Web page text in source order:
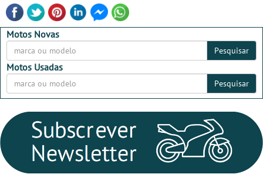
Motos Novas
Pesquisar
Motos Usadas
Pesquisar